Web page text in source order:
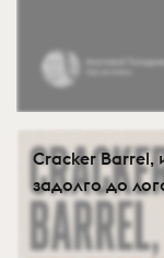
Cracker Barrel,
задолго до